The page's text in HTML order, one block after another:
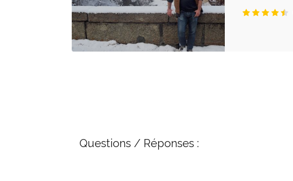
Questions / Réponses :